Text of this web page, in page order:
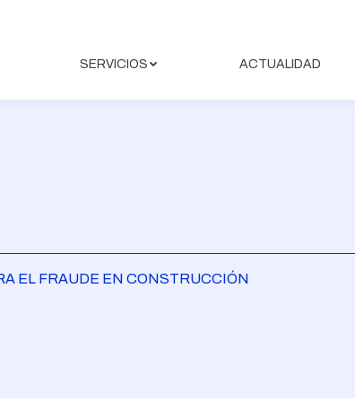
SERVICIOS ACTUALIDAD
EL FRAUDE EN CONSTRUCCIÓN